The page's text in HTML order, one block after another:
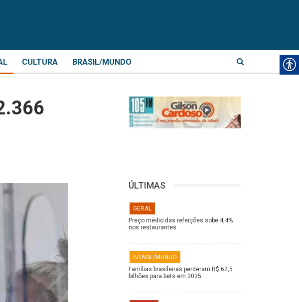
CULTURA BRASIL/MUNDO
ÚLTIMAS
GERAL
Preço médio das refeições sobe 4,4%
nos restaurantes
BRASIL/MUNDO
Famílias brasileiras perderam R$ 62,5
bilhões para bets em 2025